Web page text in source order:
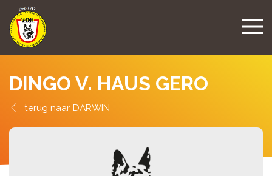
DINGO V. HAUS GERO
DARWIN